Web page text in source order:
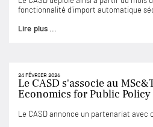
fonctionnalité d’import automatique
Lire plus ...
24 FÉVRIER 2026
Le CASD s'associe au
Economics for Public Policy
Le CASD annonce un partenariat avec